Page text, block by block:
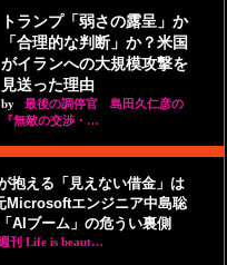
トランプ「弱さの露呈」か
「合理的な判断」か？米国
がイランへの大規模攻撃を
見送った理由
by
最後の調停官 島田久仁彦の
『無敵の交渉・…
抱える「見えない借金」は
Microsoftエンジニア中島聡
AIブーム」の危うい裏側
刊 Life is beaut…